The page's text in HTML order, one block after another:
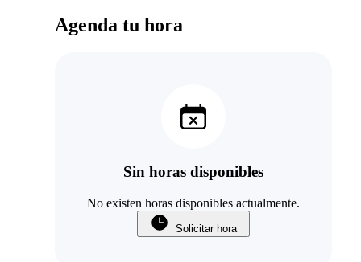
Agenda tu hora
Sin horas disponibles
No existen horas disponibles actualmente.
Solicitar hora